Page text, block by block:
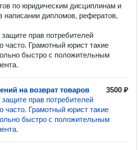
по юридическим дисциплинам и
написании дипломов, рефератов,
прав потребителей
часто. Грамотный юрист такие
быстро с положительным
на возврат товаров
3500 ₽
прав потребителей
часто. Грамотный юрист такие
быстро с положительным